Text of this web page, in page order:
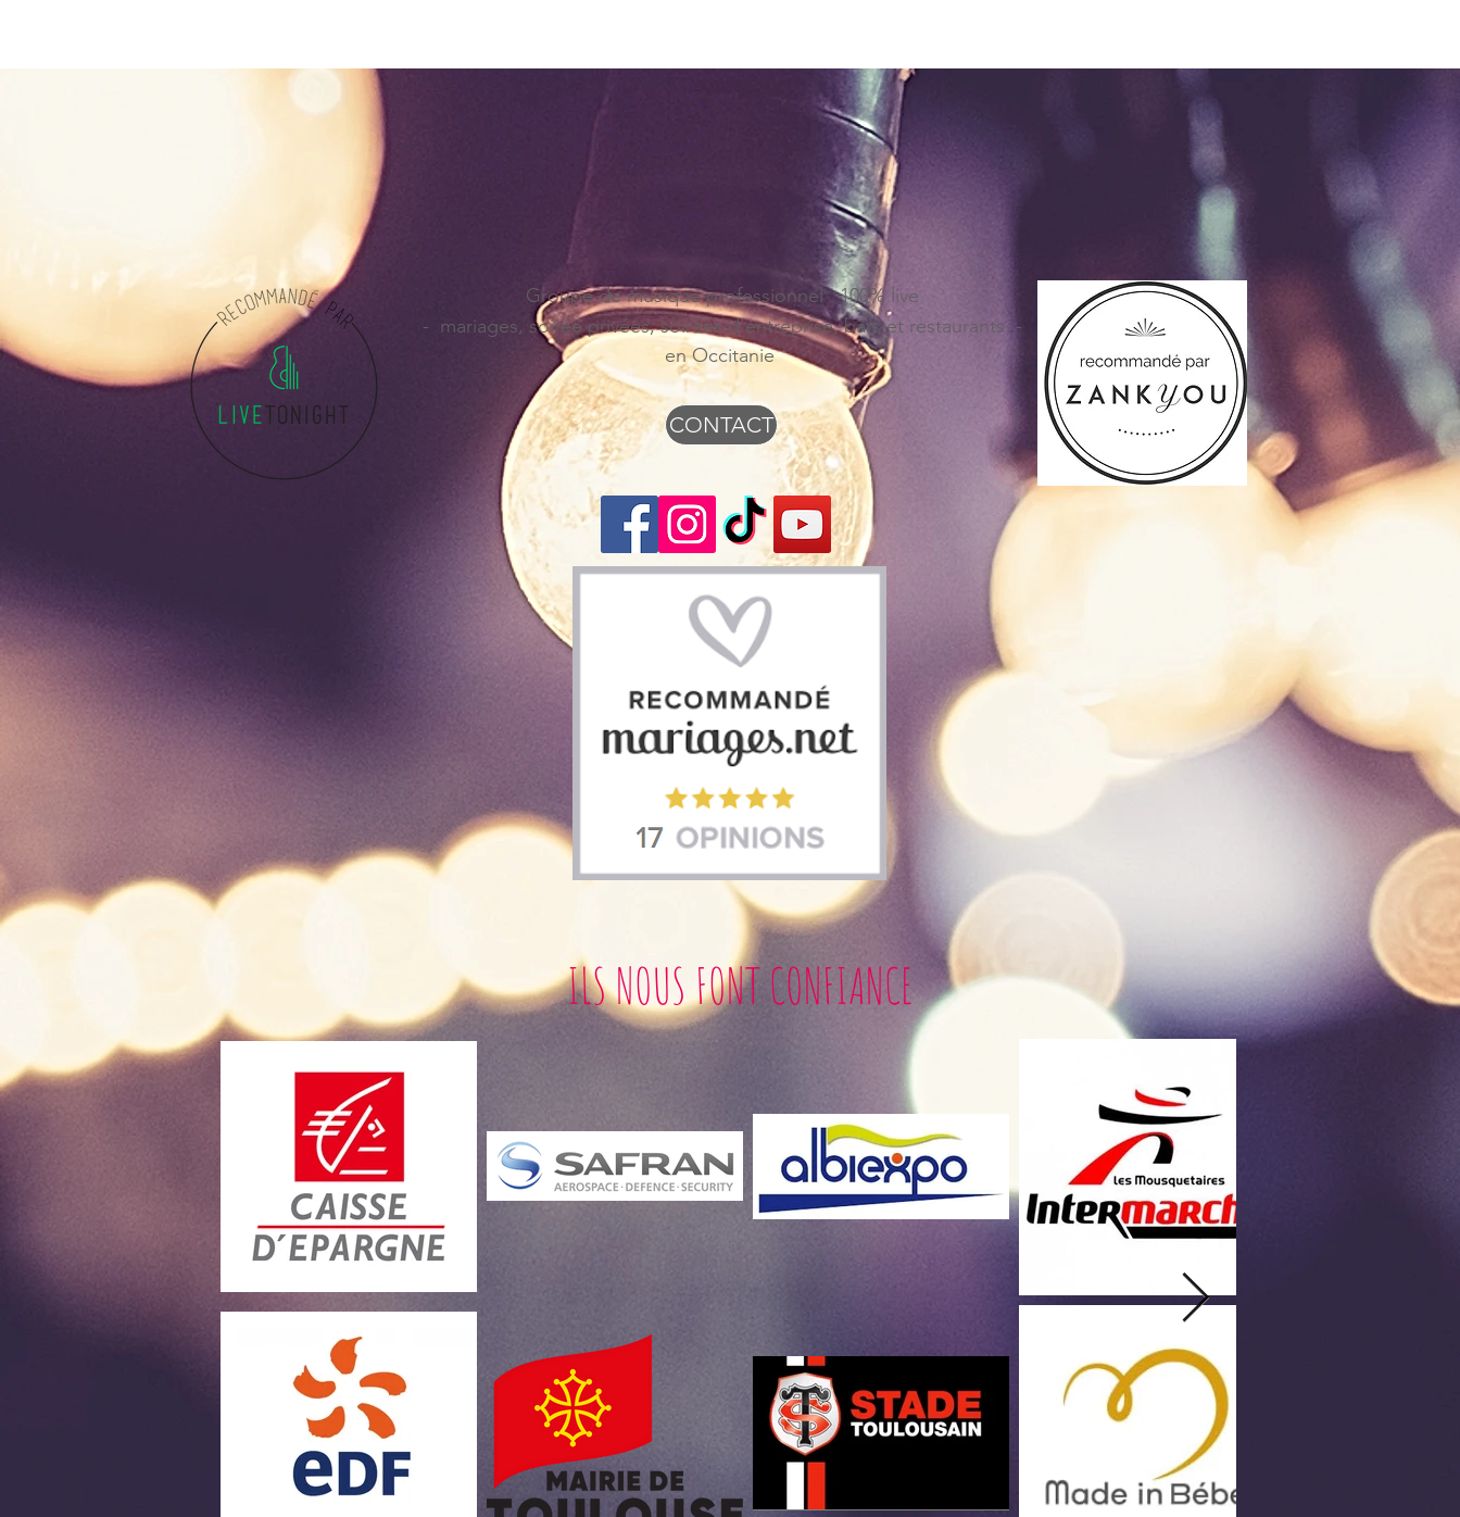
Groupe de musique professionnel 100% live
- mariages, soirée privées, soirées d'entreprise, bars et restaurants -
en Occitanie
CONTACT
ILS NOUS FONT CONFIANCE